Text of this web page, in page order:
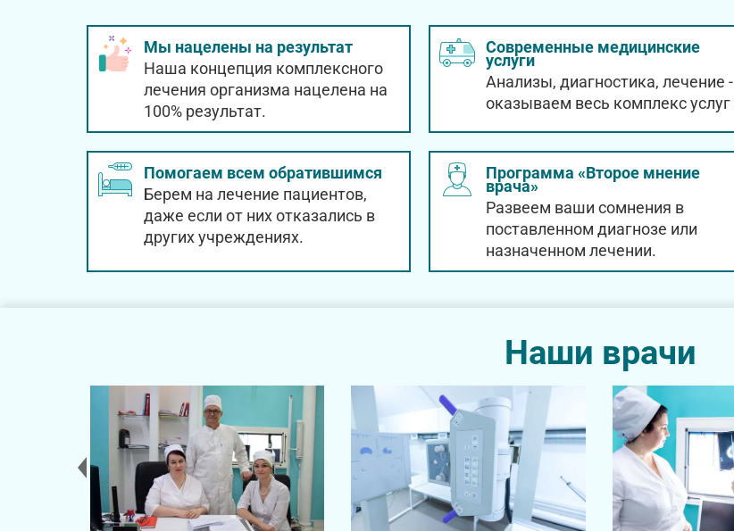
Мы нацелены на результат
Наша концепция комплексного
лечения организма нацелена на
100% результат.
Современные медицинские
услуги
Анализы, диагностика, лечение -
оказываем весь комплекс услуг
Помогаем всем обратившимся
Берем на лечение пациентов,
даже если от них отказались в
других учреждениях.
Программа «Второе мнение
врача»
Развеем ваши сомнения в
поставленном диагнозе или
назначенном лечении.
Наши врачи